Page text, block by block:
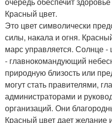
Красный цвет.
Это цвет символически
силы, накала и огня.
марс управляется. Солнце -
- главнокомандующий
природную близость или
могут стать правителями,
администраторами и
организаций. Они
Красный цвет дает желание